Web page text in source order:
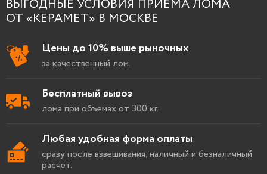
ВЫГОДНЫЕ УСЛОВИЯ ПРИЁМА ЛОМА
ОТ «КЕРАМЕТ» В МОСКВЕ
Цены до 10% выше рыночных
за качественный лом.
Бесплатный вывоз
лома при объемах от 300 кг.
Любая удобная форма оплаты
сразу после взвешивания, наличный и безналичный
расчет.